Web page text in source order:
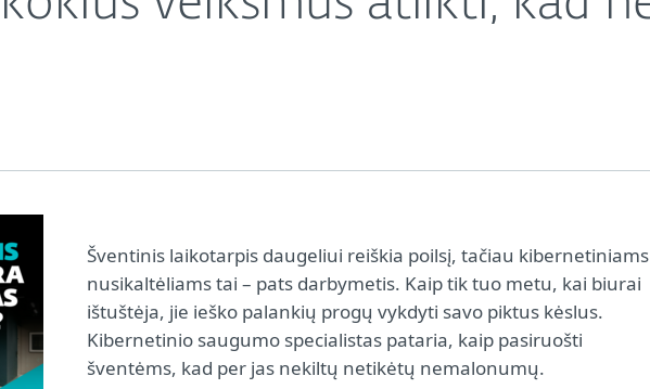
Šventinis laikotarpis daugeliui reiškia poilsį, tačiau kibernetiniams
nusikaltėliams tai – pats darbymetis. Kaip tik tuo metu, kai biurai
ištuštėja, jie ieško palankių progų vykdyti savo piktus kėslus.
Kibernetinio saugumo specialistas pataria, kaip pasiruošti
šventėms, kad per jas nekiltų netikėtų nemalonumų.